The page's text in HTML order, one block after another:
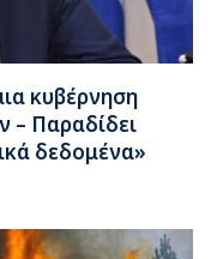
κυβέρνηση
– Παραδίδει
δεδομένα»